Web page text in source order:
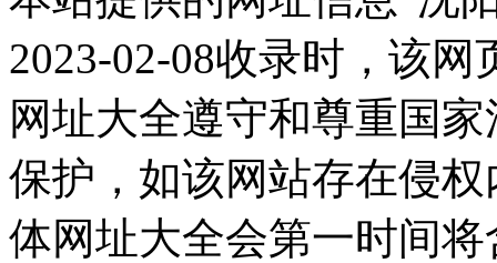
2023-02-08收录时，该
网址大全遵守和尊重国
保护，如该网站存在侵
体网址大全会第一时间